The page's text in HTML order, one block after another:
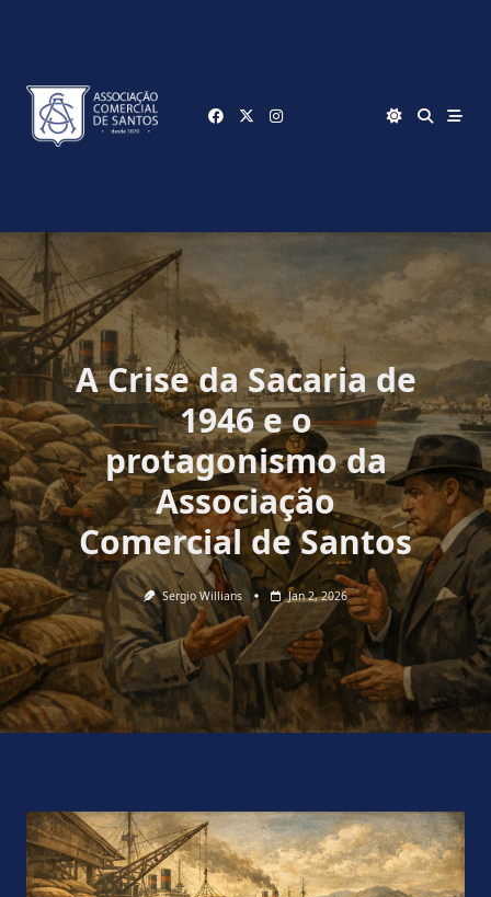
A Crise da Sacaria de
1946 e o
protagonismo da
Associação
Comercial de Santos
Sergio Willians Jan 2, 2026